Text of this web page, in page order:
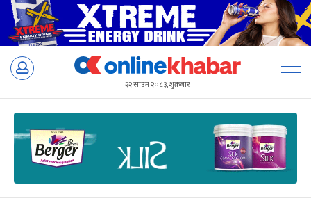
Skip
२२ साउन २०८३, शुक्रबार